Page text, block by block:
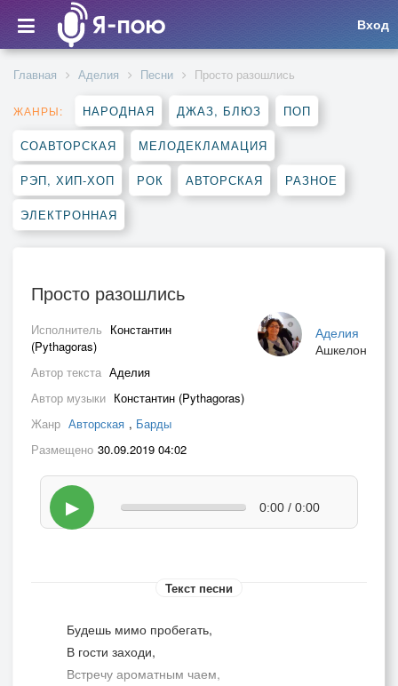
Вход
Главная Аделия Песни Просто разошлись
ЖАНРЫ: НАРОДНАЯ ДЖАЗ, БЛЮЗ ПОП
СОАВТОРСКАЯ МЕЛОДЕКЛАМАЦИЯ
РЭП, ХИП-ХОП РОК АВТОРСКАЯ РАЗНОЕ
ЭЛЕКТРОННАЯ
Просто разошлись
Аделия
Ашкелон
Исполнитель Константин
(Pythagoras)
Автор текста Аделия
Автор музыки Константин (Pythagoras)
Жанр Авторская , Барды
Размещено 30.09.2019 04:02
▶ 0:00 / 0:00
Текст песни
Будешь мимо пробегать,
В гости заходи,
Встречу ароматным чаем,